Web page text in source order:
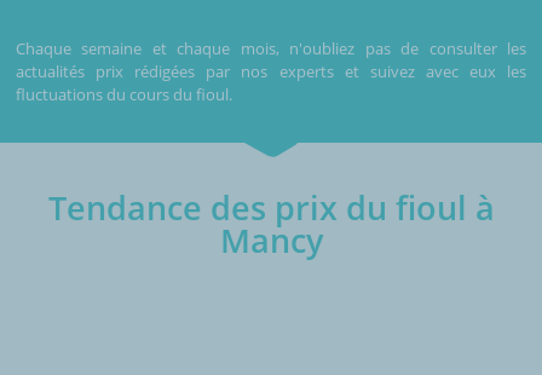
Chaque semaine et chaque mois, n'oubliez pas de consulter les
actualités prix rédigées par nos experts et suivez avec eux les
fluctuations du cours du fioul.
Tendance des prix du fioul à
Mancy